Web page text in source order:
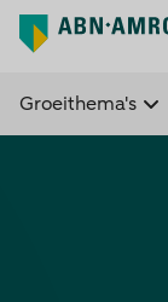
Groeithema's